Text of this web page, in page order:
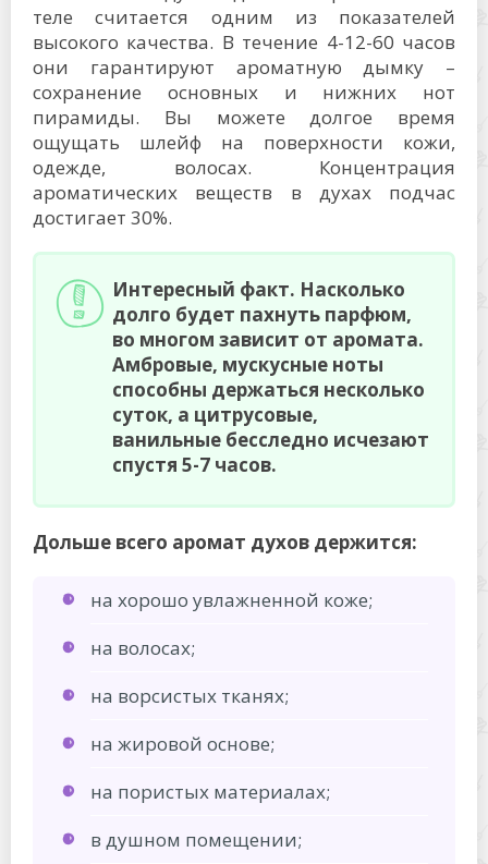
теле считается одним из показателей
высокого качества. В течение 4-12-60 часов
они гарантируют ароматную дымку –
сохранение основных и нижних нот
пирамиды. Вы можете долгое время
ощущать шлейф на поверхности кожи,
одежде, волосах. Концентрация
ароматических веществ в духах подчас
достигает 30%.
Интересный факт. Насколько
долго будет пахнуть парфюм,
во многом зависит от аромата.
Амбровые, мускусные ноты
способны держаться несколько
суток, а цитрусовые,
ванильные бесследно исчезают
спустя 5-7 часов.
Дольше всего аромат духов держится:
на хорошо увлажненной коже;
на волосах;
на ворсистых тканях;
на жировой основе;
на пористых материалах;
в душном помещении;